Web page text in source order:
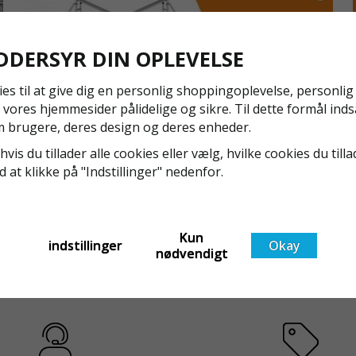
Koblingen
ønskede
rørene
Rørkobling
med vores
Fremstillet
lang
NYA REGLER FÖR RULLSTÄLLNING - AFS2023:9 &
EN1004:2020
Även om det kan verka högst osannolikt så är våra
regler för rullställning i Sverige slappare än de från
föreskrifter i kraft i Sverige gällande rullställningar,
med s
DIN OPLEVELSE
til at give dig en personlig shoppingoplevelse,
hjemmesider pålidelige og sikre. Til dette formål
brugere, deres design og deres enheder.
du tillader alle cookies eller vælg, hvilke cookies du
at klikke på "Indstillinger" nedenfor.
indstillinger
Kun
nødvendigt
Okay